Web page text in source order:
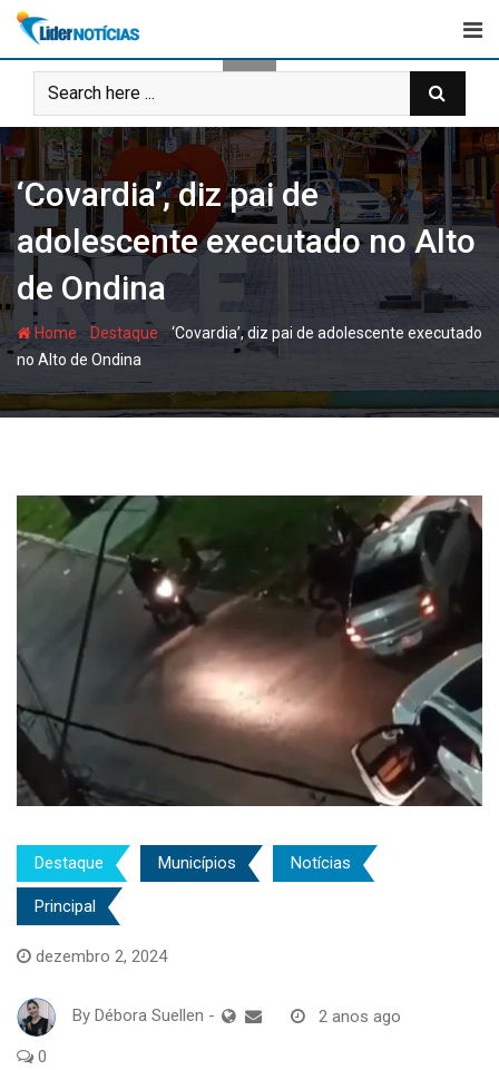
Skip
content
‘Covardia’, diz pai de
adolescente executado no Alto
de Ondina
Home - Destaque -‘Covardia’, diz pai de adolescente executado
no Alto de Ondina
Destaque Municípios Notícias
Principal
dezembro 2, 2024
By Débora Suellen - 2 anos ago
0